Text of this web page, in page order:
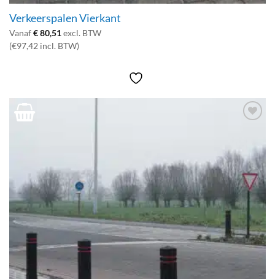
Verkeerspalen Vierkant
Vanaf€80,51excl. BTW
(€97,42 incl. BTW)